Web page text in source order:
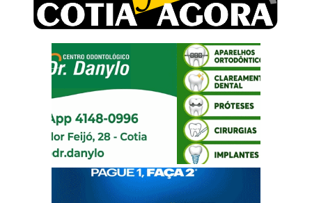
WhatsApp vai parar de funcionar em vários celulares antigos em
setembro
São Roque